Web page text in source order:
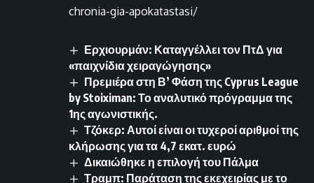
chronia-gia-apokatastasi/
Ερχιουρμάν: Καταγγέλλει τον ΠτΔ για
«παιχνίδια χειραγώγησης»
Πρεμιέρα στη Β’ Φάση της Cyprus League
by Stoiximan: Το αναλυτικό πρόγραμμα της
1ης αγωνιστικής.
Τζόκερ: Αυτοί είναι οι τυχεροί αριθμοί της
κλήρωσης για τα 4,7 εκατ. ευρώ
Δικαιώθηκε η επιλογή του Πάλμα
Τραμπ: Παράταση της εκεχειρίας με το